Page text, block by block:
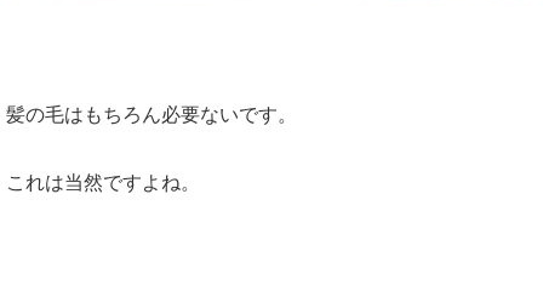
髪の毛はもちろん必要ないです。
これは当然ですよね。